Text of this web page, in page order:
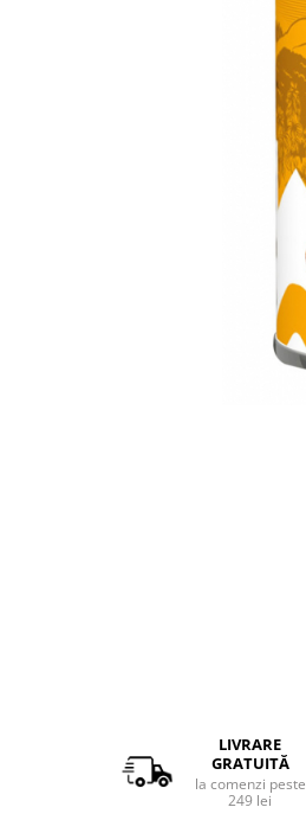
LIVRARE
GRATUITĂ
la comenzi peste
249 lei